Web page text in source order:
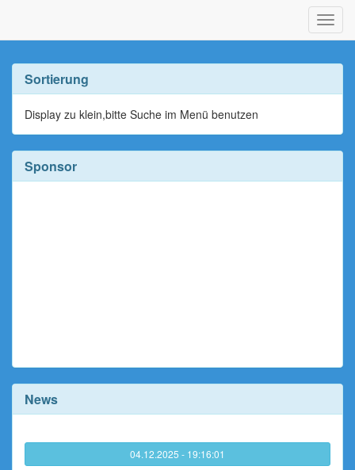
ein-/
Sortierung
Display zu klein,bitte Suche im Menü benutzen
Sponsor
News
04.12.2025 - 19:16:01